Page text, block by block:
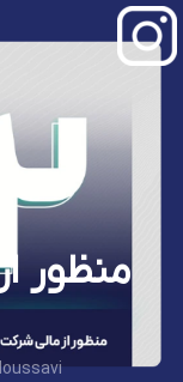
منظور